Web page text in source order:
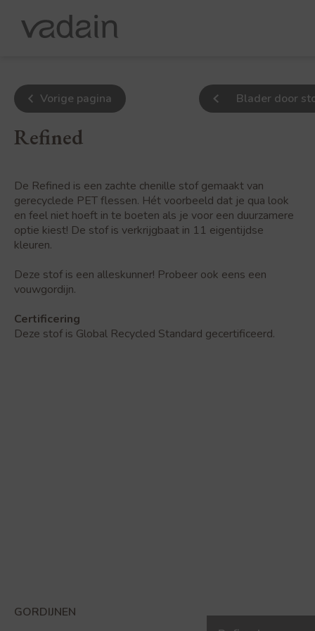
Vorige pagina Blader door
Refined
De Refined is een zachte chenille stof gemaakt van
gerecyclede PET flessen. Hét voorbeeld dat je qua look
en feel niet hoeft in te boeten als je voor een duurzamere
optie kiest! De stof is verkrijgbaat in 11 eigentijdse
kleuren.
Deze stof is een alleskunner! Probeer ook eens een
vouwgordijn.
Certificering
Deze stof is Global Recycled Standard gecertificeerd.
GORDIJNEN